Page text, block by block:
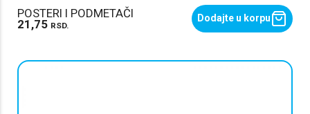
POSTERI I PODMETAČI
21,75 RSD.
Dodajte u korpu